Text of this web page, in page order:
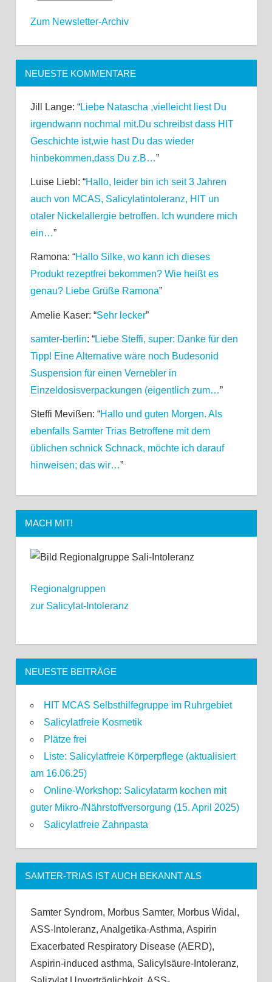
Zum Newsletter-Archiv
NEUESTE KOMMENTARE
Jill Lange: “Liebe Natascha ,vielleicht liest Du
irgendwann nochmal mit.Du schreibst dass HIT
Geschichte ist,wie hast Du das wieder
hinbekommen,dass Du z.B…”
Luise Liebl : “Hallo, leider bin ich seit 3 Jahren
auch von MCAS, Salicylatintoleranz, HIT un
otaler Nickelallergie betroffen. Ich wundere mich
ein…”
Ramona: “Hallo Silke, wo kann ich dieses
Produkt rezeptfrei bekommen? Wie heißt es
genau? Liebe Grüße Ramona”
Amelie Kaser: “Sehr lecker”
samter-berlin: “Liebe Steffi, super: Danke für den
Tipp! Eine Alternative wäre noch Budesonid
Suspension für einen Vernebler in
Einzeldosisverpackungen (eigentlich zum…”
Steffi Mevißen: “Hallo und guten Morgen. Als
ebenfalls Samter Trias Betroffene mit dem
üblichen schnick Schnack, möchte ich darauf
hinweisen; das wir…”
MACH MIT!
Regionalgruppen
zur Salicylat-Intoleranz
NEUESTE BEITRÄGE
HIT MCAS Selbsthilfegruppe im Ruhrgebiet
Salicylatfreie Kosmetik
Plätze frei
Liste: Salicylatfreie Körperpflege (aktualisiert
am 16.06.25)
Online-Workshop: Salicylatarm kochen mit
guter Mikro-/Nährstoffversorgung (15. April 2025)
Salicylatfreie Zahnpasta
SAMTER-TRIAS IST AUCH BEKANNT ALS
Samter Syndrom, Morbus Samter, Morbus Widal,
ASS-Intoleranz, Analgetika-Asthma, Aspirin
Exacerbated Respiratory Disease (AERD),
Aspirin-induced asthma, Salicylsäure-Intoleranz,